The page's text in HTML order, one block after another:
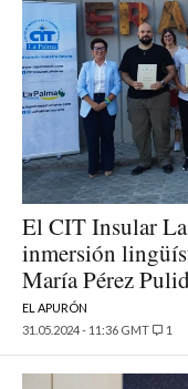
El CIT Insular La
inmersión
María Pérez
EL APURÓN
31.05.2024 - 11:36 GMT
1